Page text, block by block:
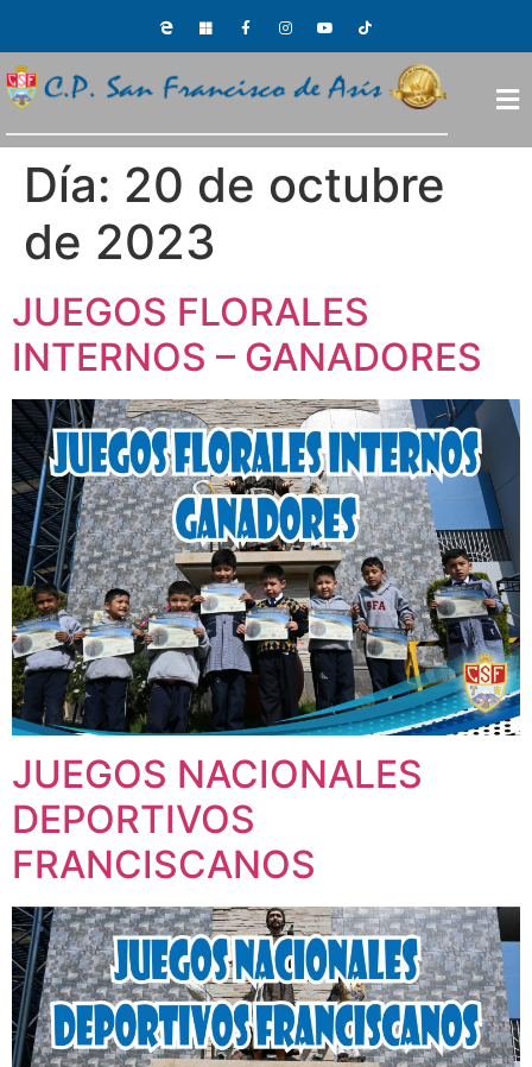
Día: 20 de octubre
de 2023
JUEGOS FLORALES
INTERNOS – GANADORES
JUEGOS NACIONALES
DEPORTIVOS
FRANCISCANOS